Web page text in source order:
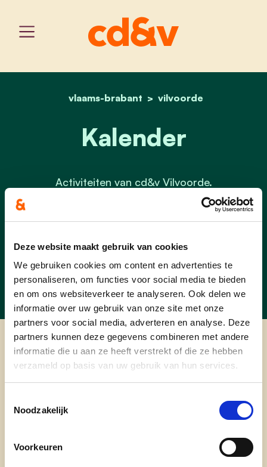
Deze website maakt gebruik van cookies
We gebruiken cookies om content en advertenties te
personaliseren, om functies voor social media te bieden
en om ons websiteverkeer te analyseren. Ook delen we
informatie over uw gebruik van onze site met onze
partners voor social media, adverteren en analyse. Deze
partners kunnen deze gegevens combineren met andere
informatie die u aan ze heeft verstrekt of die ze hebben
verzameld op basis van uw gebruik van hun services.
Noodzakelijk
Voorkeuren
home
vlaams-brabant vilvoorde
kalender
Kalender
Activiteiten van cd&v Vilvoorde.
Er zijn geen evenementen gepland
in de nabije toekomst.
cd&v Vilvoorde
Nieuwsbrief